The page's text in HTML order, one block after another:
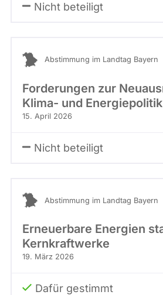
Nicht beteiligt
Abstimmung im Landtag Bayern
Forderungen zur
Klima- und Energiepolitik
15. April 2026
Nicht beteiligt
Abstimmung im Landtag Bayern
Erneuerbare Energien
Kernkraftwerke
19. März 2026
Dafür gestimmt